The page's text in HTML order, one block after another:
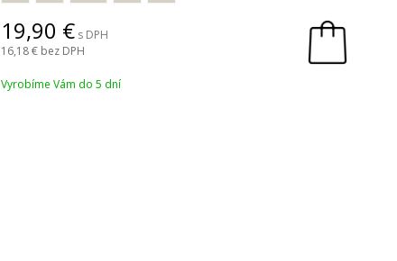
19,90
s DPH
16,18 bez DPH
Vyrobíme Vám do 5 dní